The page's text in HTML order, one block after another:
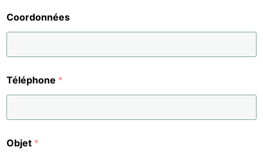
Coordonnées
Téléphone *
Objet *